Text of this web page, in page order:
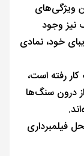
ویژگی‌های
نیز وجود
خود، نمادی
رفته است،
درون سنگ‌ها
فیلمبرداری